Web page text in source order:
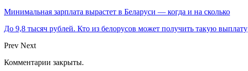
Минимальная зарплата вырастет в Беларуси — когда и на сколько
До 9,8 тысяч рублей. Кто из белорусов может получить такую выплату
Prev Next
Комментарии закрыты.